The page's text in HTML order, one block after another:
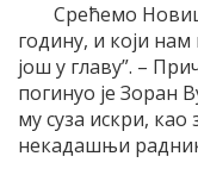
Срећемо
годину, и који нам
још у главу”. –
погинуо је Зоран
му суза искри,
некадашњи